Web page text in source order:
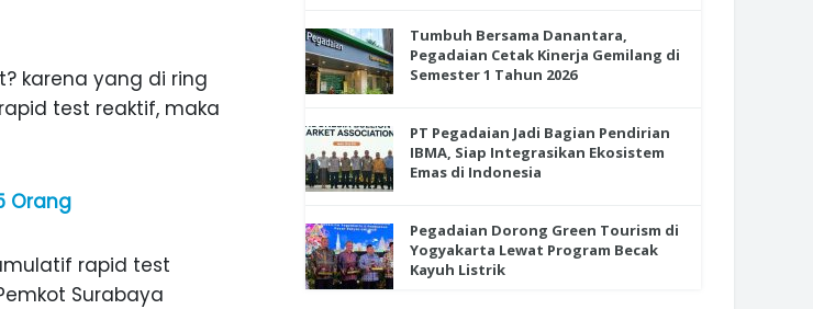
karena yang di ring
test reaktif, maka
Orang
rapid test
Surabaya
Tumbuh Bersama Danantara,
Pegadaian Cetak Kinerja Gemilang di
Semester 1 Tahun 2026
PT Pegadaian Jadi Bagian Pendirian
IBMA, Siap Integrasikan Ekosistem
Emas di Indonesia
Pegadaian Dorong Green Tourism di
Yogyakarta Lewat Program Becak
Kayuh Listrik